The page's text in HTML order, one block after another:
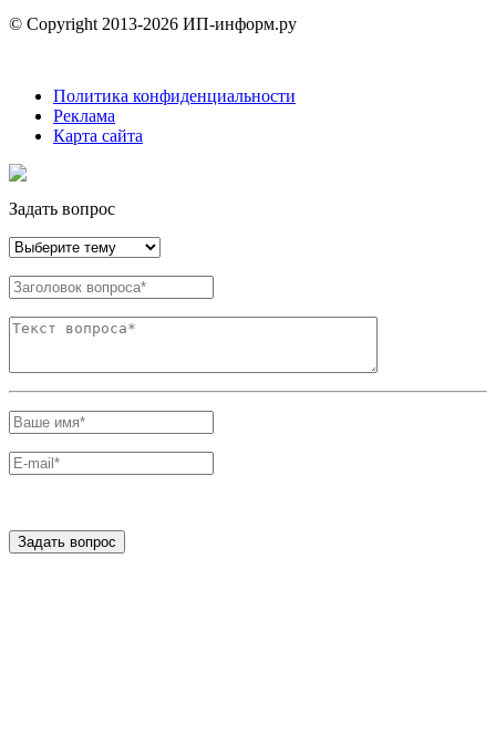
© Copyright 2013-2026 ИП-информ.ру
Политика конфиденциальности
Реклама
Карта сайта
Задать вопрос
Задать вопрос